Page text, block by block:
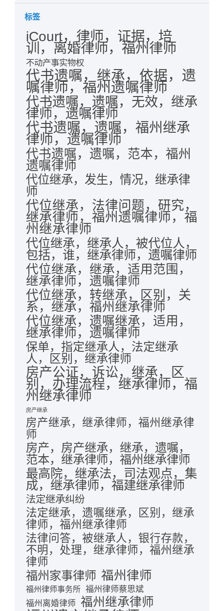
标签
iCourt，律师，证据，培
训，离婚律师，福州律师
不动产事实物权
代书遗嘱，继承，依据，遗
嘱律师，福州遗嘱律师
代书遗嘱，遗嘱，无效，继承
律师，遗嘱律师
代书遗嘱，遗嘱，福州继承
律师，遗嘱律师
代书遗嘱，遗嘱，范本，福州
遗嘱律师
代位继承，发生，情况，继承律
师
代位继承，法律问题，研究，
继承律师，福州遗嘱律师，福
州继承律师
代位继承，继承人，被代位人，
包括，谁，继承律师，遗嘱律师
代位继承，继承，适用范围，
继承律师，遗嘱律师
代位继承，转继承，区别，关
系，继承，福州继承律师
代位继承，遗嘱继承，适用，
继承律师，遗嘱律师
保单，指定继承人，法定继承
人，区别，继承律师
房产公证，诉讼，继承，区
别，办理流程，继承律师，福
州继承律师
房产继承
房产继承，继承律师，福州继承律
师
房产，房产继承，继承，遗嘱，
范本，继承律师，福州继承律师
最高院，继承法，司法观点，集
成，继承律师，福建继承律师
法定继承纠纷
法定继承，遗嘱继承，区别，继承
律师，福州继承律师
法律问答，被继承人，银行存款，
不明，处理，继承律师，福州继承
律师
福州家事律师 福州律师
福州律师事务所 福州律师蔡思斌
福州离婚律师 福州继承律师